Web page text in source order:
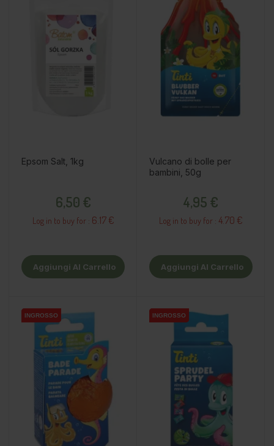
Epsom Salt, 1kg
6,50 €
Log in to buy for : 6.17 €
Aggiungi Al Carrello
Vulcano di bolle per
bambini, 50g
4,95 €
Log in to buy for : 4.70 €
Aggiungi Al Carrello
INGROSSO
INGROSSO INGROSSO
INGROSSO